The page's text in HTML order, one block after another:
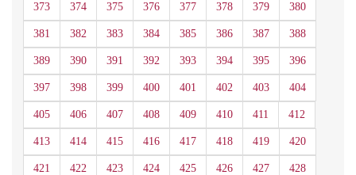
373 374 375 376 377 378 379 380
381 382 383 384 385 386 387 388
389 390 391 392 393 394 395 396
397 398 399 400 401 402 403 404
405 406 407 408 409 410 411 412
413 414 415 416 417 418 419 420
421 422 423 424 425 426 427 428